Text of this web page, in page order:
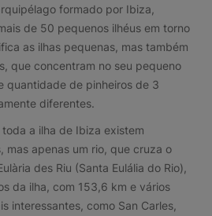
formado por Ibiza,
de 50 pequenos ilhéus em torno
as ilhas pequenas, mas também
que concentram no seu pequeno
quantidade de pinheiros de 3
diferentes.
toda a ilha de Ibiza existem
mas apenas um rio, que cruza o
des Riu (Santa Eulália do Rio),
da ilha, com 153,6 km e vários
interessantes, como San Carles,